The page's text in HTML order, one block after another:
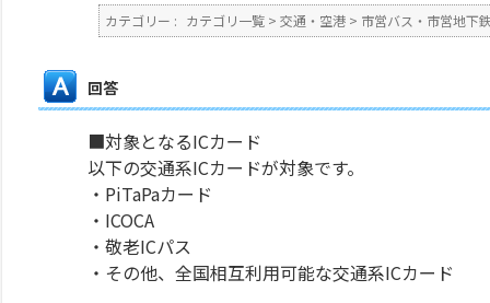
カテゴリー : カテゴリ一覧 > 交通・空港 > 市営バス・市営地下
回答
■対象となるICカード
以下の交通系ICカードが対象です。
・PiTaPaカード
・ICOCA
・敬老ICパス
・その他、全国相互利用可能な交通系ICカード